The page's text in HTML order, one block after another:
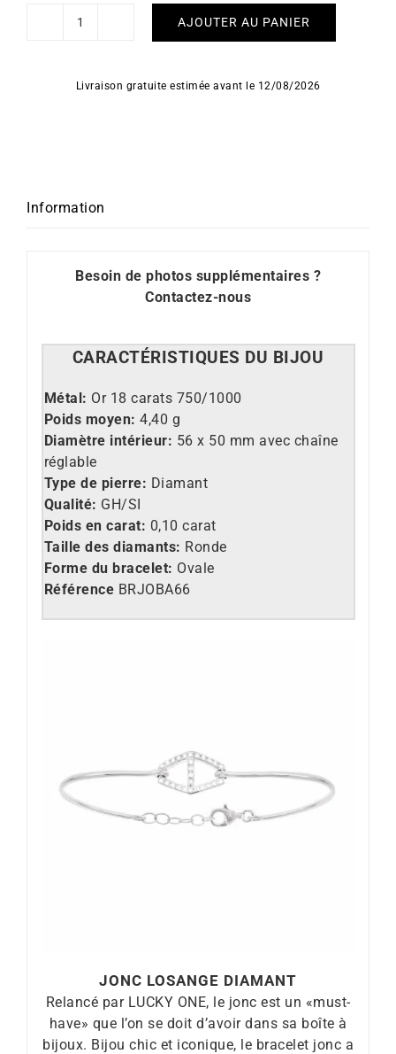
quantité
Losange
AJOUTER AU PANIER
Livraison gratuite estimée avant le 12/08/2026
Information
Besoin de photos supplémentaires ?
Contactez-nous
CARACTÉRISTIQUES DU BIJOU
Métal: Or 18 carats 750/1000
Poids moyen: 4,40 g
Diamètre intérieur: 56 x 50 mm avec chaîne
réglable
Type de pierre: Diamant
Qualité: GH/SI
Poids en carat: 0,10 carat
Taille des diamants: Ronde
Forme du bracelet: Ovale
Référence BRJOBA66
JONC LOSANGE DIAMANT
Relancé par LUCKY ONE, le jonc est un «must-
have» que l’on se doit d’avoir dans sa boîte à
bijoux. Bijou chic et iconique, le bracelet jonc a